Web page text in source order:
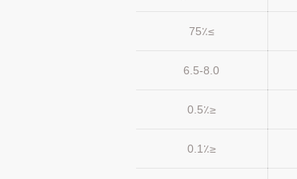
≥75٪
6.5-8.0
≤0.5٪
≤0.1٪